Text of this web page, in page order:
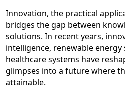
Innovation, the practical
bridges the gap between
solutions. In recent years,
intelligence, renewable energy
healthcare systems have
glimpses into a future where
attainable.